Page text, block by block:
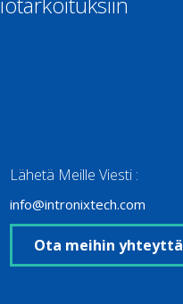
Lähetä Meille Viesti :
info@intronixtech.com
Ota meihin yhteyttä